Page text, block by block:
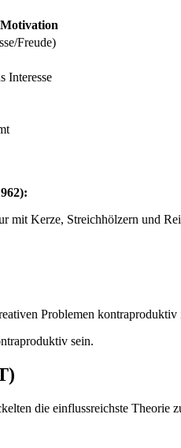
Freude)
Interesse
mit Kerze, Streichhölzern und
Problemen kontraproduktiv
sein.
die einflussreichste